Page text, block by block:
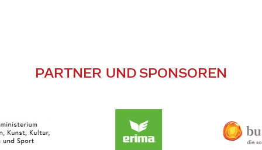
PARTNER UND SPONSOREN